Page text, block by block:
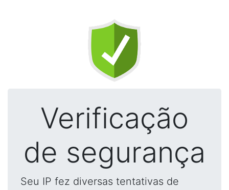
Verificação
de segurança
Seu IP fez diversas tentativas de